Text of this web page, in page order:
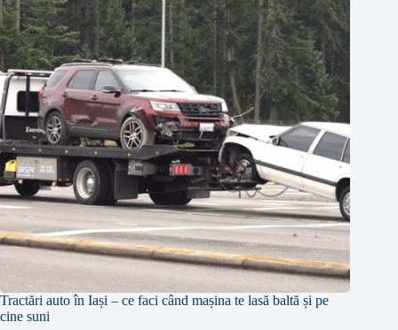
Tractări auto în Iași – ce faci când mașina te lasă baltă și pe
cine suni